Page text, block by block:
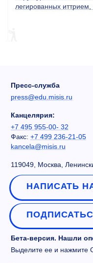
легированных
Пресс-служба
press@edu.misis.ru
Канцелярия:
+7 495 955-00- 32
Факс: +7 499 236-21-05
kancela@misis.ru
119049, Москва,
НАПИСАТЬ
Бета-версия. Нашли
Выделите ее и нажмите